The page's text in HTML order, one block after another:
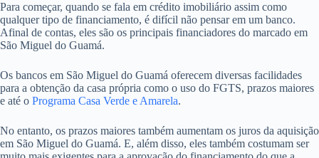
2. Escolha o melhor tipo de financiamento para você em São Miguel
do Guamá
Existem diversos tipos de financiamentos imobiliários em São Miguel
disso, também é preciso observar os tipos de amortizações existentes.
Por isso é importante que você escolha o que melhor se adapte ao seu
estilo de vida e bolso para adquirir seu imóvel em São Miguel do
Guamá.
Como as opções são muitas em São Miguel do Guamá, preparamos
um guia básico com o que você precisa saber sobre o assunto.